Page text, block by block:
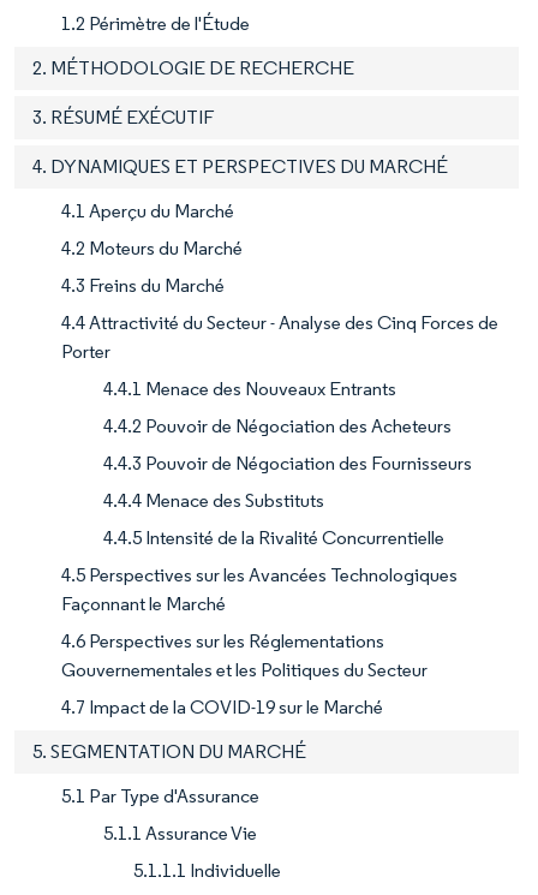
1.2 Périmètre de l'Étude
2. MÉTHODOLOGIE DE RECHERCHE
3. RÉSUMÉ EXÉCUTIF
4. DYNAMIQUES ET PERSPECTIVES DU MARCHÉ
4.1 Aperçu du Marché
4.2 Moteurs du Marché
4.3 Freins du Marché
4.4 Attractivité du Secteur - Analyse des Cinq Forces de
Porter
4.4.1 Menace des Nouveaux Entrants
4.4.2 Pouvoir de Négociation des Acheteurs
4.4.3 Pouvoir de Négociation des Fournisseurs
4.4.4 Menace des Substituts
4.4.5 Intensité de la Rivalité Concurrentielle
4.5 Perspectives sur les Avancées Technologiques
Façonnant le Marché
4.6 Perspectives sur les Réglementations
Gouvernementales et les Politiques du Secteur
4.7 Impact de la COVID-19 sur le Marché
5. SEGMENTATION DU MARCHÉ
5.1 Par Type d'Assurance
5.1.1 Assurance Vie
5.1.1.1 Individuelle